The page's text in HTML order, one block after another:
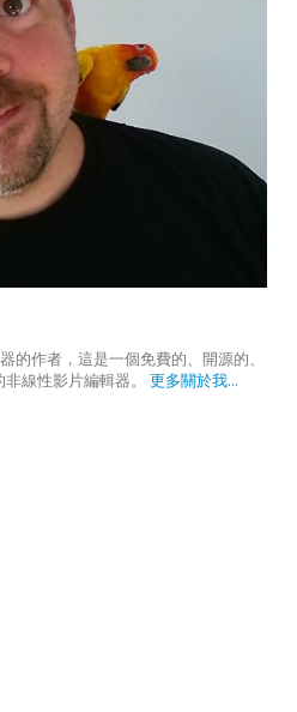
的作者，這是一個免費的、開源的、
線性影片編輯器。 更多關於我...